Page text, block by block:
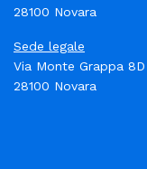
28100 Novara
Sede legale
Via Monte Grappa 8D
28100 Novara